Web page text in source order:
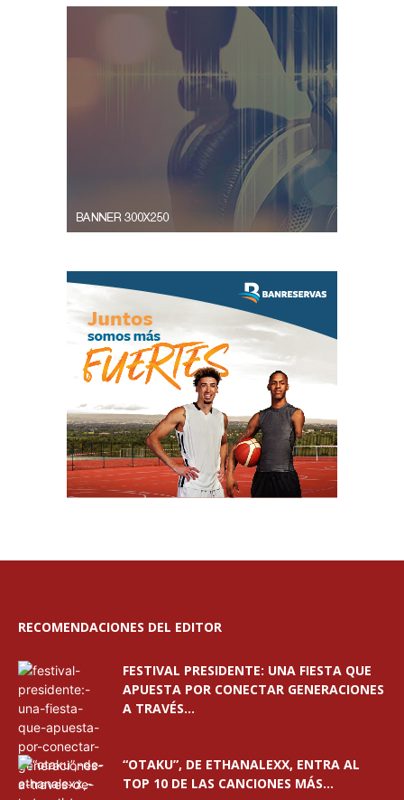
RECOMENDACIONES DEL EDITOR
FESTIVAL PRESIDENTE: UNA FIESTA QUE
APUESTA POR CONECTAR GENERACIONES
A TRAVÉS...
“OTAKU”, DE ETHANALEXX, ENTRA AL
TOP 10 DE LAS CANCIONES MÁS...